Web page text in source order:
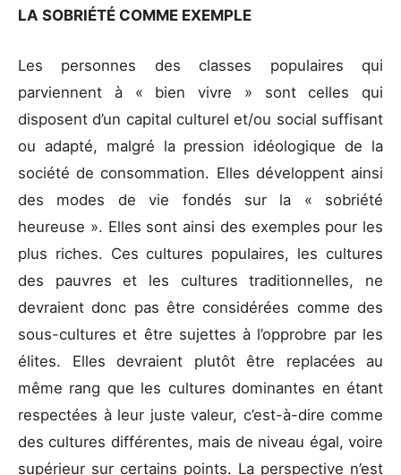
LA SOBRIÉTÉ COMME EXEMPLE
Les personnes des classes populaires qui
parviennent à « bien vivre » sont celles qui
disposent d’un capital culturel et/ou social suffisant
ou adapté, malgré la pression idéologique de la
société de consommation. Elles développent ainsi
des modes de vie fondés sur la « sobriété
heureuse ». Elles sont ainsi des exemples pour les
plus riches. Ces cultures populaires, les cultures
des pauvres et les cultures traditionnelles, ne
devraient donc pas être considérées comme des
sous-cultures et être sujettes à l’opprobre par les
élites. Elles devraient plutôt être replacées au
même rang que les cultures dominantes en étant
respectées à leur juste valeur, c’est-à-dire comme
des cultures différentes, mais de niveau égal, voire
supérieur sur certains points. La perspective n’est